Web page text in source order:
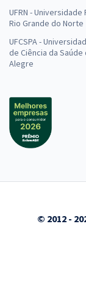
UFRN -
Rio Grande do Norte
UFCSPA -
de Ciência da
Alegre
© 2012 -